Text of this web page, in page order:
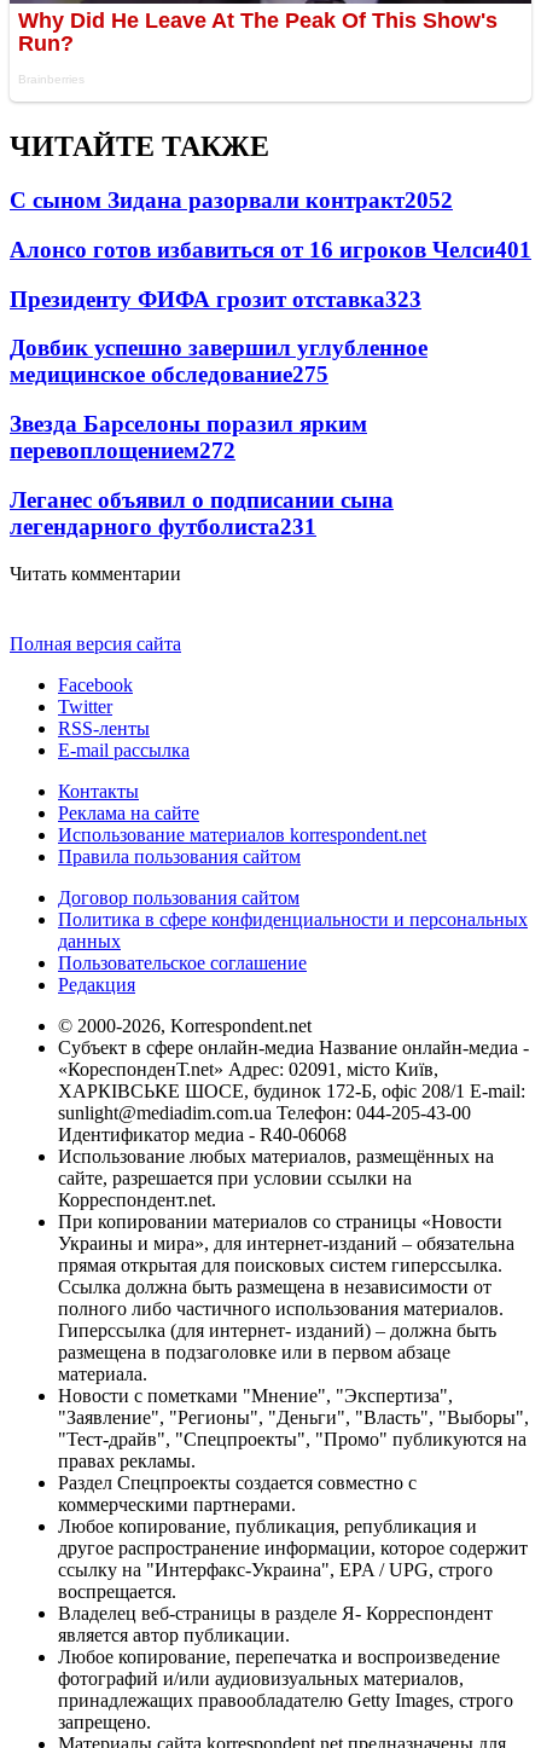
ЧИТАЙТЕ ТАКЖЕ
С сыном Зидана разорвали контракт2052
Алонсо готов избавиться от 16 игроков Челси401
Президенту ФИФА грозит отставка323
Довбик успешно завершил углубленное
медицинское обследование275
Звезда Барселоны поразил ярким
перевоплощением272
Леганес объявил о подписании сына
легендарного футболиста231
Читать комментарии
Полная версия сайта
Facebook
Twitter
RSS-ленты
E-mail рассылка
Контакты
Реклама на сайте
Использование материалов korrespondent.net
Правила пользования сайтом
Договор пользования сайтом
Политика в сфере конфиденциальности и персональных
данных
Пользовательское соглашение
Редакция
© 2000-2026, Korrespondent.net
Субъект в сфере онлайн-медиа Название онлайн-медиа -
«КореспонденТ.net» Адрес: 02091, місто Київ,
ХАРКІВСЬКЕ ШОСЕ, будинок 172-Б, офіс 208/1 E-mail:
sunlight@mediadim.com.ua Телефон: 044-205-43-00
Идентификатор медиа - R40-06068
Использование любых материалов, размещённых на
сайте, разрешается при условии ссылки на
Корреспондент.net.
При копировании материалов со страницы «Новости
Украины и мира», для интернет-изданий – обязательна
прямая открытая для поисковых систем гиперссылка.
Ссылка должна быть размещена в независимости от
полного либо частичного использования материалов.
Гиперссылка (для интернет- изданий) – должна быть
размещена в подзаголовке или в первом абзаце
материала.
Новости с пометками "Мнение", "Экспертиза",
"Заявление", "Регионы", "Деньги", "Власть", "Выборы",
"Тест-драйв", "Спецпроекты", "Промо" публикуются на
правах рекламы.
Раздел Спецпроекты создается совместно с
коммерческими партнерами.
Любое копирование, публикация, републикация и
другое распространение информации, которое содержит
ссылку на "Интерфакс-Украина", EPA / UPG, строго
воспрещается.
Владелец веб-страницы в разделе Я- Корреспондент
является автор публикации.
Любое копирование, перепечатка и воспроизведение
фотографий и/или аудиовизуальных материалов,
принадлежащих правообладателю Getty Images, строго
запрещено.
Материалы сайта korrespondent.net предназначены для